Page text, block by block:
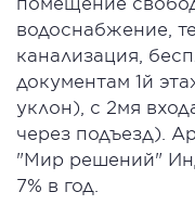
водоснабжение,
канализация,
документам 1й
уклон), с 2мя
через подъезд).
"Мир решений"
7% в год.